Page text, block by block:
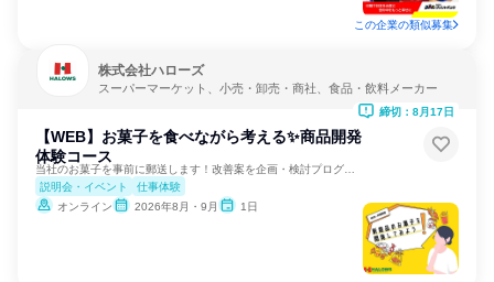
この企業の類似募集
株式会社ハローズ
スーパーマーケット、小売・卸売・商社、食品・飲料メーカー
【WEB】お菓子を食べながら考える✨商品開発
体験コース
説明会・イベント
仕事体験
オンライン
2026年8月・9月 1日
締切：8月17日